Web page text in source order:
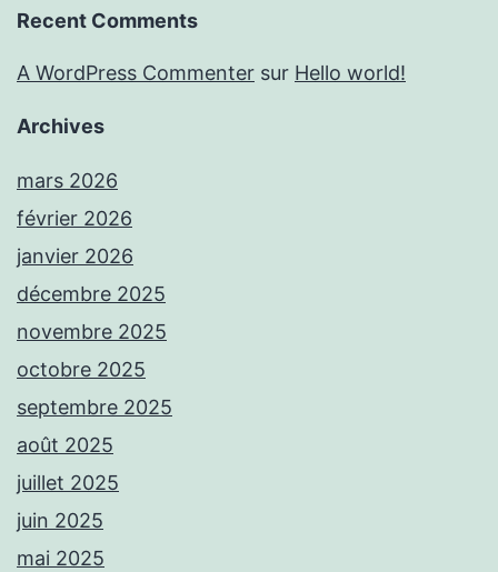
Recent Comments
A WordPress Commenter sur Hello world!
Archives
mars 2026
février 2026
janvier 2026
décembre 2025
novembre 2025
octobre 2025
septembre 2025
août 2025
juillet 2025
juin 2025
mai 2025